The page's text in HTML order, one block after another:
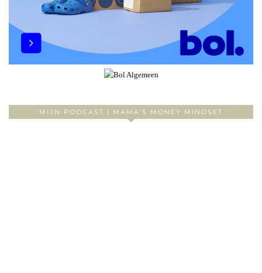
MIJN PODCAST | MAMA’S MONEY MINDSET